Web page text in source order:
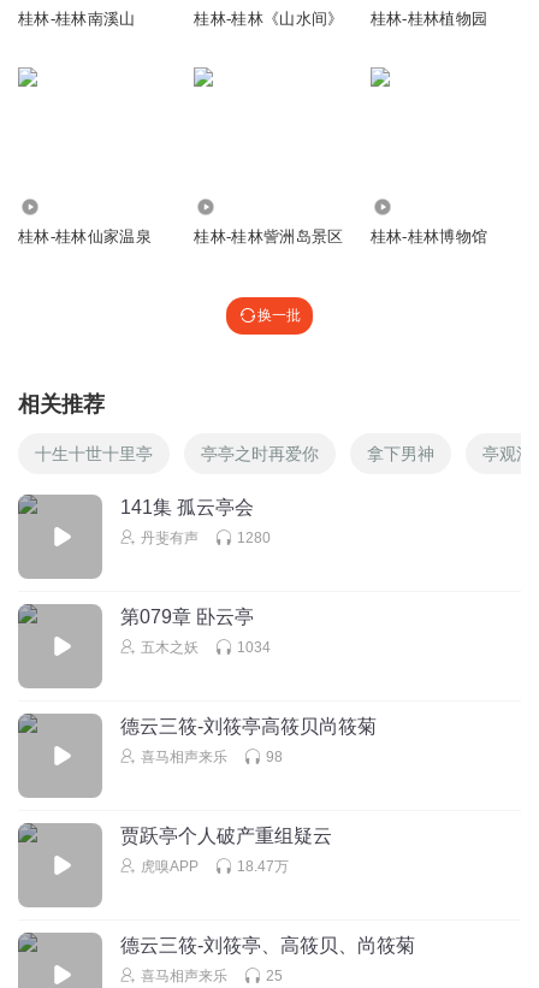
桂林-桂林南溪山 桂林-桂林《山水间》 桂林-桂林植物园
桂林-桂林仙家温泉 桂林-桂林訾洲岛景区 桂林-桂林博物馆
换一批
相关推荐
十生十世十里亭 亭亭之时再爱你 拿下男神 亭观活
141集 孤云亭会
丹斐有声 1280
第079章 卧云亭
五木之妖 1034
德云三筱-刘筱亭高筱贝尚筱菊
喜马相声来乐 98
贾跃亭个人破产重组疑云
虎嗅APP 18.47万
德云三筱-刘筱亭、高筱贝、尚筱菊
喜马相声来乐 25